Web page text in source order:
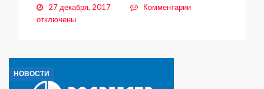
27 декабря, 2017 Комментариик
отключены
НОВОСТИ